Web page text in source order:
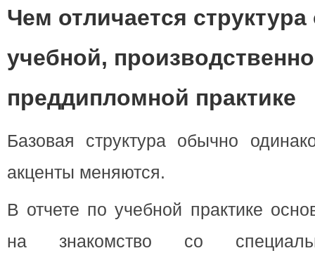
Чем отличается структура
учебной,
преддипломной практике
Базовая структура обычно
акценты меняются.
В отчете по учебной практике
на знакомство со